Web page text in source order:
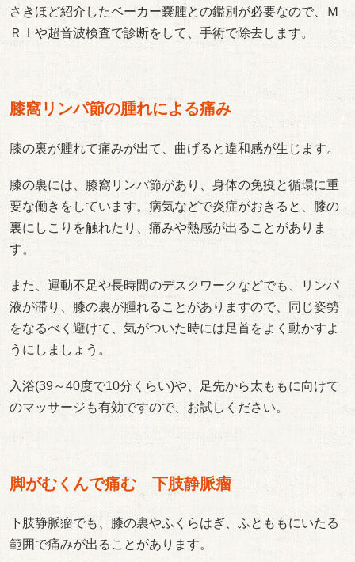
さきほど紹介したベーカー嚢腫との鑑別が必要なので、Ｍ
ＲＩや超音波検査で診断をして、手術で除去します。
膝窩リンパ節の腫れによる痛み
膝の裏が腫れて痛みが出て、曲げると違和感が生じます。
膝の裏には、膝窩リンパ節があり、身体の免疫と循環に重
要な働きをしています。病気などで炎症がおきると、膝の
裏にしこりを触れたり、痛みや熱感が出ることがありま
す。
また、運動不足や長時間のデスクワークなどでも、リンパ
液が滞り、膝の裏が腫れることがありますので、同じ姿勢
をなるべく避けて、気がついた時には足首をよく動かすよ
うにしましょう。
入浴(39～40度で10分くらい)や、足先から太ももに向けて
のマッサージも有効ですので、お試しください。
脚がむくんで痛む 下肢静脈瘤
下肢静脈瘤でも、膝の裏やふくらはぎ、ふとももにいたる
範囲で痛みが出ることがあります。